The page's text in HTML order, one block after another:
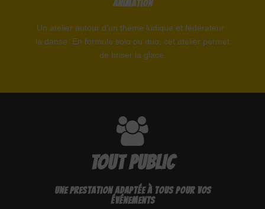
animation
Un atelier autour d’un thème ludique et fédérateur :
la danse. En formule solo ou duo, cet atelier permet
de briser la glace.
TOUT PUBLIC
Une prestation adaptée à tous pour vos
événements